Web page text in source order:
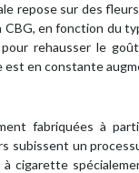
repose sur des
en fonction du
rehausser le
est en constante
fabriquées à
subissent un
cigarette